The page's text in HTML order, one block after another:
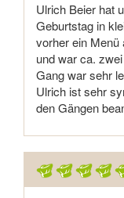
Ulrich Beier hat
Geburtstag in
vorher ein
und war ca.
Gang war sehr
Ulrich ist sehr
den Gängen